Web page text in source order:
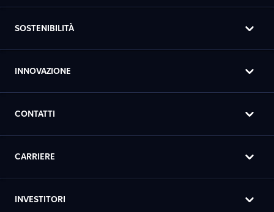
SOSTENIBILITÀ
INNOVAZIONE
CONTATTI
CARRIERE
INVESTITORI